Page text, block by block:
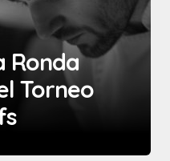
Ronda
Torneo